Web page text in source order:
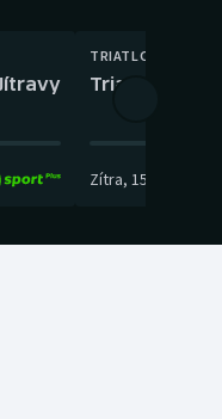
TRIATLON
Triatlon:
Zítra, 15:00